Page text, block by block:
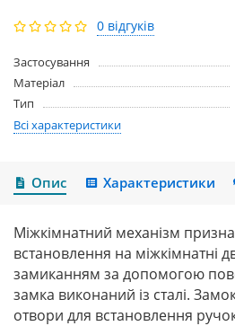
0 відгуків
Застосування
Матеріал
Тип
Всі характеристики
Опис Характеристики
Міжкімнатний механізм
встановлення на міжкімнатні
замиканням за допомогою
замка виконаний із сталі.
отвори для встановлення